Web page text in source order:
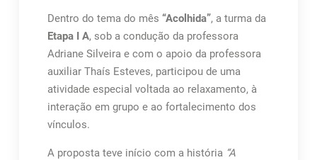
Dentro do tema do mês “Acolhida”, a turma da
Etapa I A, sob a condução da professora
Adriane Silveira e com o apoio da professora
auxiliar Thaís Esteves, participou de uma
atividade especial voltada ao relaxamento, à
interação em grupo e ao fortalecimento dos
vínculos.
A proposta teve início com a história “A